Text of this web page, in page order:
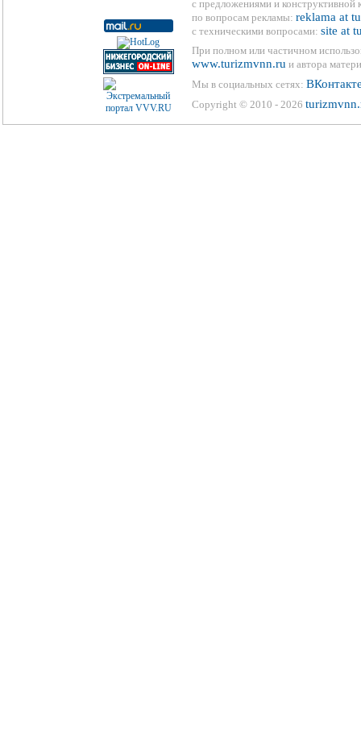
с предложениями и конструктивной
по вопросам рекламы: reklama at
с техническими вопросами: site at
При полном или частичном
www.turizmvnn.ru и автора
Мы в социальных сетях:
Copyright © 2010 - 2026